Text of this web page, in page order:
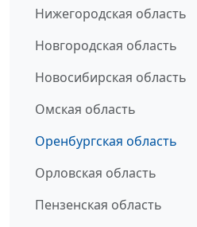
Нижегородская область
Новгородская область
Новосибирская область
Омская область
Оренбургская область
Орловская область
Пензенская область